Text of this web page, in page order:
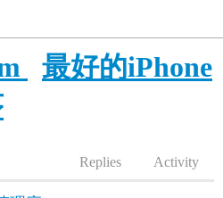
最好的iPhone
Replies Activity